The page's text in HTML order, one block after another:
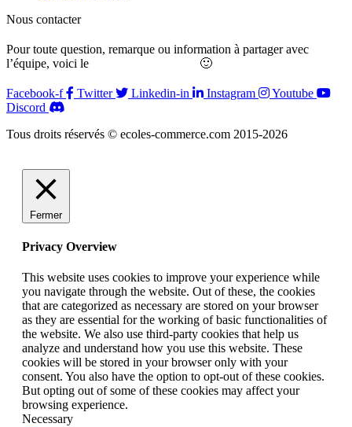
Nous contacter
Pour toute question, remarque ou information à partager avec
l’équipe, voici le
🙂
Facebook-f Twitter Linkedin-in Instagram
Youtube
Discord
Tous droits réservés © ecoles-commerce.com 2015-2026
Fermer
Privacy Overview
This website uses cookies to improve your experience while
you navigate through the website. Out of these, the cookies
that are categorized as necessary are stored on your browser
as they are essential for the working of basic functionalities of
the website. We also use third-party cookies that help us
analyze and understand how you use this website. These
cookies will be stored in your browser only with your
consent. You also have the option to opt-out of these cookies.
But opting out of some of these cookies may affect your
browsing experience.
Necessary